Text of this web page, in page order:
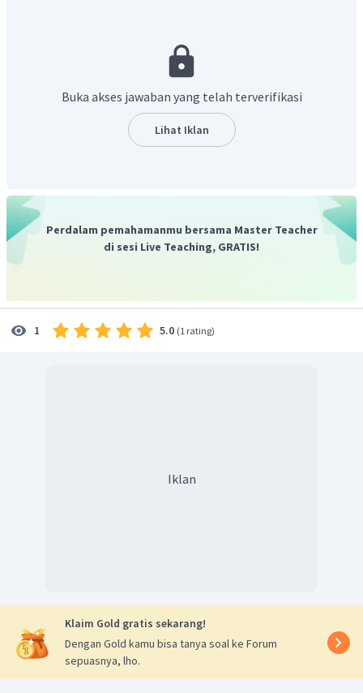
menghabiskan banyak energi untuk mempertahankan
suhu tubuhnya agar tetap bisa melakukan metabolisme
Dengan demikian, pilihan jawaban yang tepat adalah C.
Buka akses jawaban yang telah terverifikasi
Lihat Iklan
Perdalam pemahamanmu bersama Master Teacher
di sesi Live Teaching, GRATIS!
1 5.0 (1 rating)
Iklan
Klaim Gold gratis sekarang!
Dengan Gold kamu bisa tanya soal ke Forum
sepuasnya, lho.